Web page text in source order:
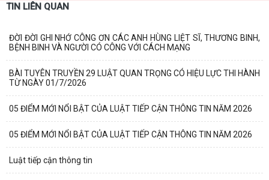
TIN LIÊN QUAN
ĐỜI ĐỜI GHI NHỚ CÔNG ƠN CÁC ANH HÙNG LIỆT SĨ, THƯƠNG BINH,
BỆNH BINH VÀ NGƯỜI CÓ CÔNG VỚI CÁCH MẠNG
BÀI TUYÊN TRUYỀN 29 LUẬT QUAN TRỌNG CÓ HIỆU LỰC THI HÀNH
TỪ NGÀY 01/7/2026
05 ĐIỂM MỚI NỔI BẬT CỦA LUẬT TIẾP CẬN THÔNG TIN NĂM 2026
05 ĐIỂM MỚI NỔI BẬT CỦA LUẬT TIẾP CẬN THÔNG TIN NĂM 2026
Luật tiếp cận thông tin